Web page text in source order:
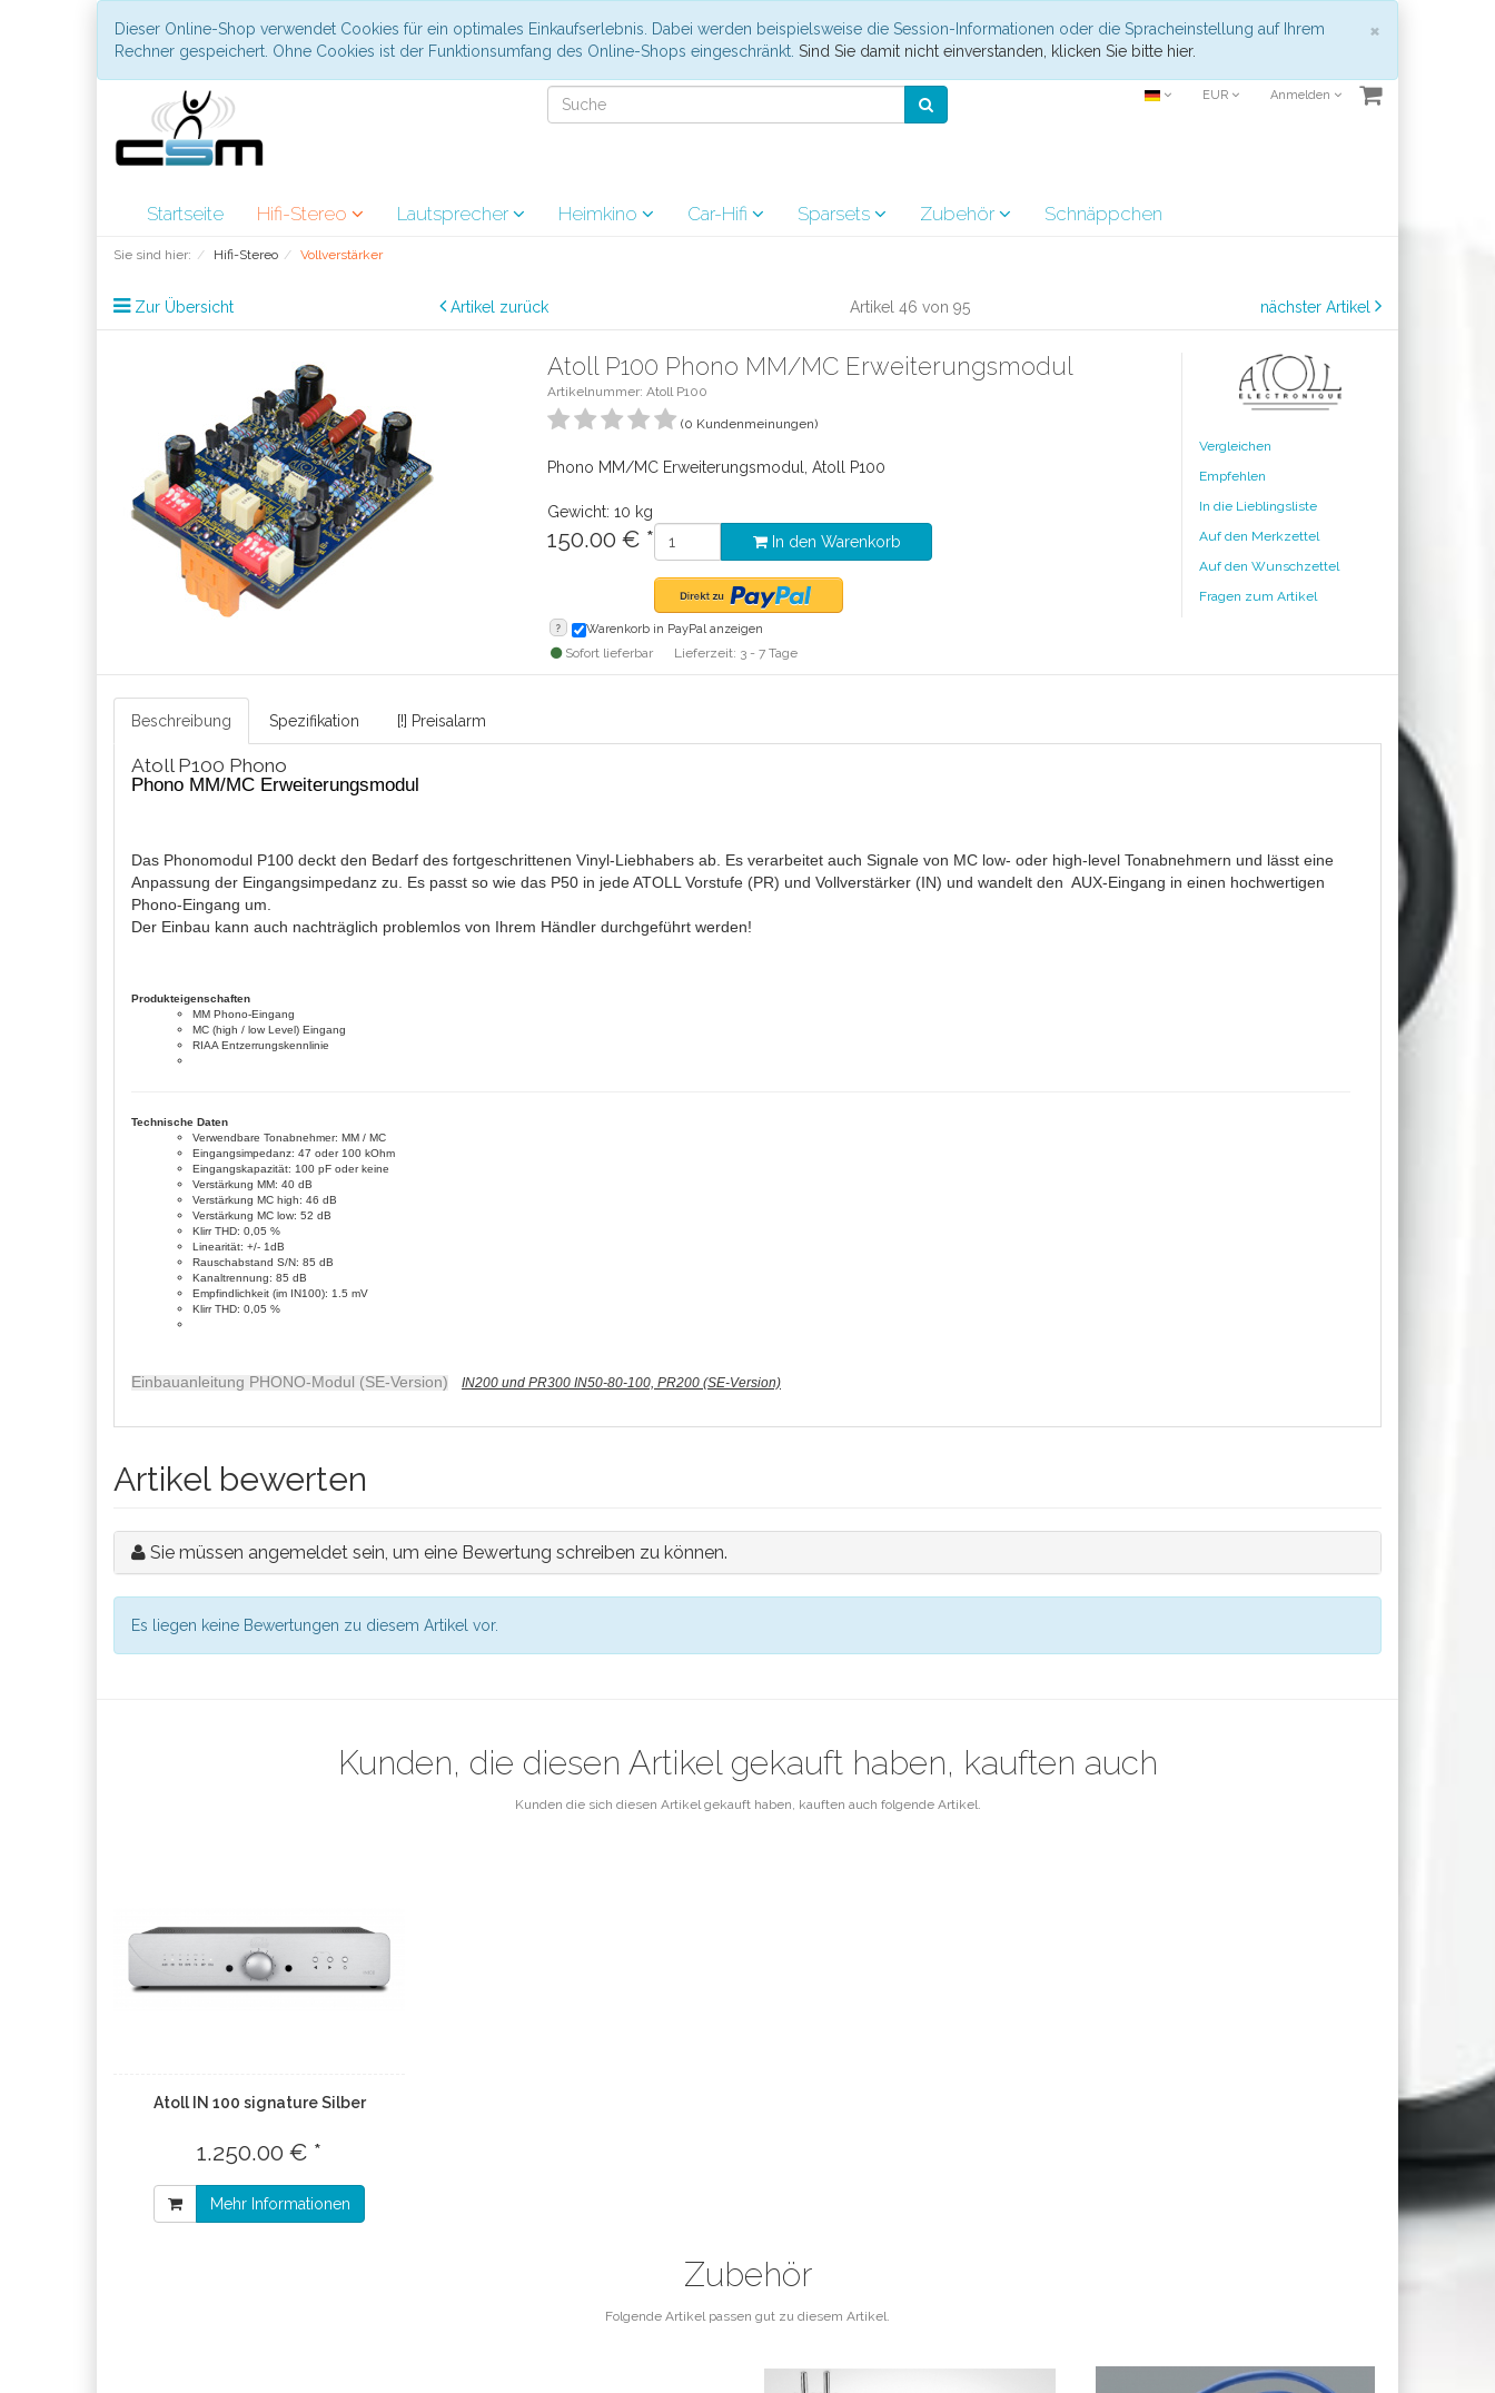
×
Dieser Online-Shop verwendet Cookies für ein optimales Einkaufserlebnis. Dabei werden beispielsweise die Session-Informationen oder die Spracheinstellung auf Ihrem
Rechner gespeichert. Ohne Cookies ist der Funktionsumfang des Online-Shops eingeschränkt. Sind Sie damit nicht einverstanden, klicken Sie bitte hier.
EUR Anmelden
Startseite Hifi-Stereo Lautsprecher Heimkino Car-Hifi Sparsets Zubehör Schnäppchen
Sie sind hier: Hifi-Stereo Vollverstärker
Zur Übersicht Artikel zurück Artikel 46 von 95 nächster Artikel
Atoll P100 Phono MM/MC Erweiterungsmodul
Artikelnummer: Atoll P100
(0 Kundenmeinungen)
Phono MM/MC Erweiterungsmodul, Atoll P100
Gewicht: 10 kg
150.00 € * In den Warenkorb
? Warenkorb in PayPal anzeigen
Sofort lieferbar Lieferzeit: 3 - 7 Tage
Vergleichen
Empfehlen
In die Lieblingsliste
Auf den Merkzettel
Auf den Wunschzettel
Fragen zum Artikel
Beschreibung Spezifikation [!] Preisalarm
Atoll P100 Phono
Phono MM/MC Erweiterungsmodul
Das Phonomodul P100 deckt den Bedarf des fortgeschrittenen Vinyl-Liebhabers ab. Es verarbeitet auch Signale von MC low- oder high-level Tonabnehmern und lässt eine
Anpassung der Eingangsimpedanz zu. Es passt so wie das P50 in jede ATOLL Vorstufe (PR) und Vollverstärker (IN) und wandelt den AUX-Eingang in einen hochwertigen
Phono-Eingang um.
Der Einbau kann auch nachträglich problemlos von Ihrem Händler durchgeführt werden!
Produkteigenschaften
MM Phono-Eingang
MC (high / low Level) Eingang
RIAA Entzerrungskennlinie
Technische Daten
Verwendbare Tonabnehmer: MM / MC
Eingangsimpedanz: 47 oder 100 kOhm
Eingangskapazität: 100 pF oder keine
Verstärkung MM: 40 dB
Verstärkung MC high: 46 dB
Verstärkung MC low: 52 dB
Klirr THD: 0,05 %
Linearität: +/- 1dB
Rauschabstand S/N: 85 dB
Kanaltrennung: 85 dB
Empfindlichkeit (im IN100): 1.5 mV
Klirr THD: 0,05 %
Einbauanleitung PHONO-Modul (SE-Version) IN200 und PR300 IN50-80-100, PR200 (SE-Version)
Artikel bewerten
Sie müssen angemeldet sein, um eine Bewertung schreiben zu können.
Es liegen keine Bewertungen zu diesem Artikel vor.
Kunden, die diesen Artikel gekauft haben, kauften auch
Kunden die sich diesen Artikel gekauft haben, kauften auch folgende Artikel.
Atoll IN 100 signature Silber
1.250.00 € *
Mehr Informationen
Zubehör
Folgende Artikel passen gut zu diesem Artikel.